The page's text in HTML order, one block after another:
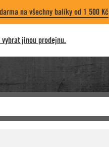
na všechny balíky od 1 500 Kč
vybrat jinou prodejnu.